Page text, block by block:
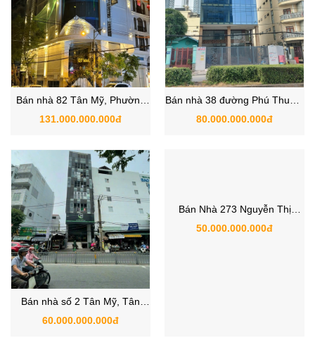
Bán nhà 82 Tân Mỹ, Phường
Tân Phú, Quận 7, Hồ Chí Minh
131.000.000.000đ
Bán nhà 38 đường Phú Thuận,
Quận 7 đối diện Sunhine City
80.000.000.000đ
Bán nhà số 2 Tân Mỹ, Tân
Phú, Quận 7 liên kề Phú Mỹ
60.000.000.000đ